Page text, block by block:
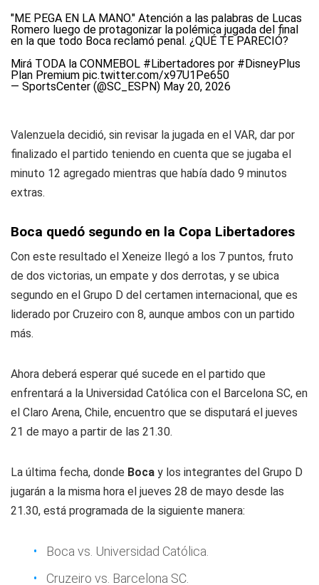
"ME PEGA EN LA MANO." Atención a las palabras de Lucas
Romero luego de protagonizar la polémica jugada del final
en la que todo Boca reclamó penal. ¿QUÉ TE PARECIÓ?
Mirá TODA la CONMEBOL #Libertadores por #DisneyPlus
Plan Premium pic.twitter.com/x97U1Pe650
— SportsCenter (@SC_ESPN) May 20, 2026
Valenzuela decidió, sin revisar la jugada en el VAR, dar por
finalizado el partido teniendo en cuenta que se jugaba el
minuto 12 agregado mientras que había dado 9 minutos
extras.
Boca quedó segundo en la Copa Libertadores
Con este resultado el Xeneize llegó a los 7 puntos, fruto
de dos victorias, un empate y dos derrotas, y se ubica
segundo en el Grupo D del certamen internacional, que es
liderado por Cruzeiro con 8, aunque ambos con un partido
más.
Ahora deberá esperar qué sucede en el partido que
enfrentará a la Universidad Católica con el Barcelona SC, en
el Claro Arena, Chile, encuentro que se disputará el jueves
21 de mayo a partir de las 21.30.
La última fecha, donde Boca y los integrantes del Grupo D
jugarán a la misma hora el jueves 28 de mayo desde las
21.30, está programada de la siguiente manera:
Boca vs. Universidad Católica.
Cruzeiro vs. Barcelona SC.